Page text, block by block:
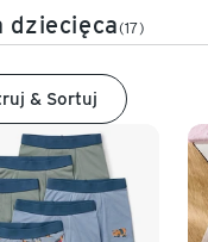
dziecięca(17)
& Sortuj